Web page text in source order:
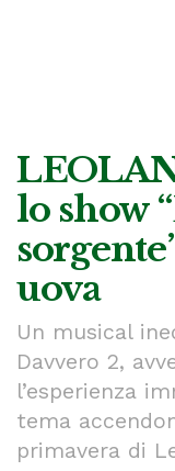
lo show
uova
Un musical
Davvero 2,
l’esperienza
tema
primavera di